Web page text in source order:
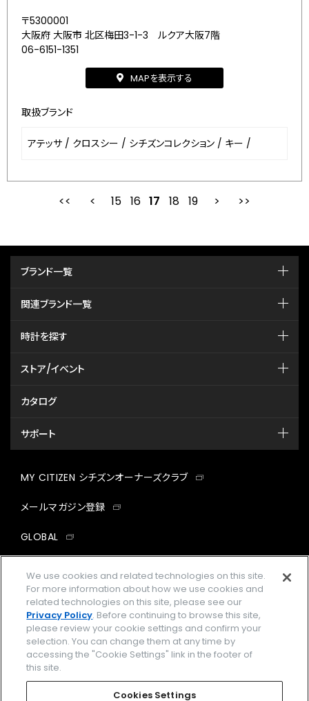
〒5300001
大阪府 大阪市 北区梅田3-1-3 ルクア大阪7階
06-6151-1351
MAPを表示する
取扱ブランド
アテッサ / クロスシー / シチズンコレクション / キー /
最初 前
15 16 17 18 19
ブランド一覧
関連ブランド一覧
時計を探す
ストア/イベント
カタログ
サポート
MY CITIZEN シチズンオーナーズクラブ
メールマガジン登録
GLOBAL
facebookinstagramtwitter
企業情報 ご利用規約
プライバシーポリシー Cookies Settings
We use cookies and related technologies on this site.
For more information about how we use cookies and
related technologies on this site, please see our
Privacy Policy. Before continuing to browse this site,
please review your cookie settings and confirm your
selection. You can change them at any time by
accessing the "Cookie Settings" link in the footer of
this site.
Cookies Settings